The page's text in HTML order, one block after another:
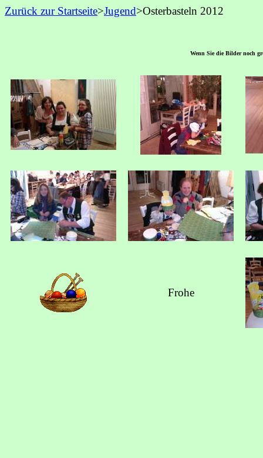
Zurück zur Startseite>Jugend>Osterbasteln 2012
Wenn Sie die Bilder noch
Frohe